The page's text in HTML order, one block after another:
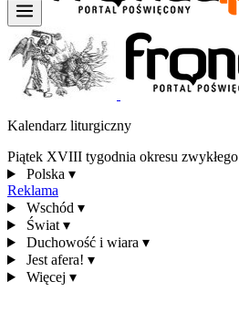
Kalendarz liturgiczny
Piątek XVIII tygodnia okresu zwykłego
Polska ▾
Reklama
Wschód ▾
Świat ▾
Duchowość i wiara ▾
Jest afera! ▾
Więcej ▾